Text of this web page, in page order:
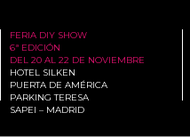
FERIA DIY SHOW
6ª EDICIÓN
DEL 20 AL 22 DE NOVIEMBRE
HOTEL SILKEN
PUERTA DE AMÉRICA
PARKING TERESA
SAPEI – MADRID